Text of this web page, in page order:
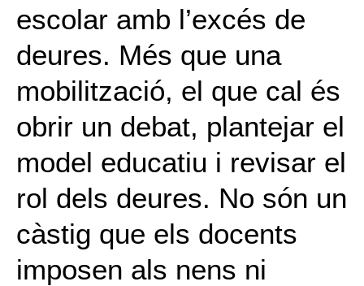
escolar amb l’excés de
deures. Més que una
mobilització, el que cal és
obrir un debat, plantejar el
model educatiu i revisar el
rol dels deures. No són un
càstig que els docents
imposen als nens ni